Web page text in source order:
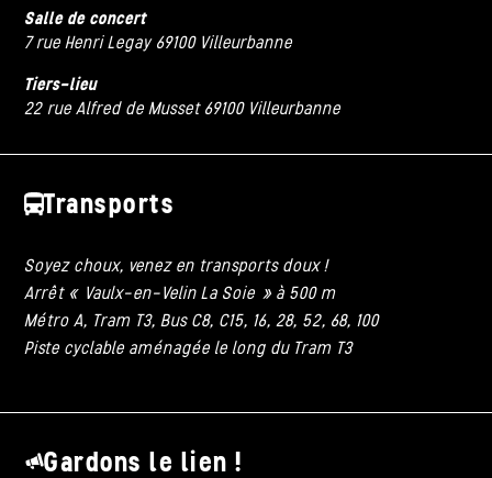
Salle de concert
7 rue Henri Legay 69100 Villeurbanne
Tiers-lieu
22 rue Alfred de Musset 69100 Villeurbanne
Transports
Soyez choux, venez en transports doux !
Arrêt « Vaulx-en-Velin La Soie » à 500 m
Métro A, Tram T3, Bus C8, C15, 16, 28, 52, 68, 100
Piste cyclable aménagée le long du Tram T3
Gardons le lien !